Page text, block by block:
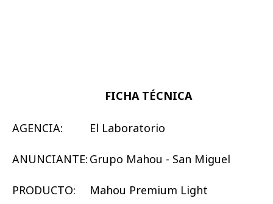
FICHA TÉCNICA
AGENCIA: El Laboratorio
ANUNCIANTE: Grupo Mahou - San Miguel
PRODUCTO: Mahou Premium Light